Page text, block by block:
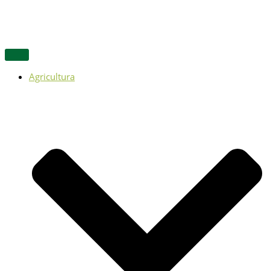
Agricultura